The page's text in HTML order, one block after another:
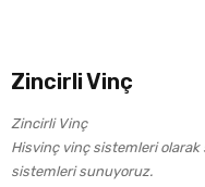
Zincirli Vinç
Zincirli Vinç
Hisvinç vinç sistemleri
sistemleri sunuyoruz.